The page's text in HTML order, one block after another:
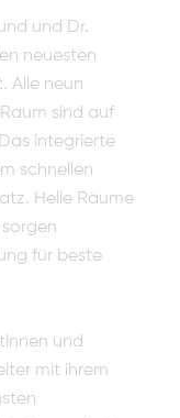
und Dr.
neuesten
Alle neun
sind auf
integrierte
schnellen
Helle Räume
für beste
und
mit ihrem